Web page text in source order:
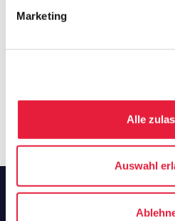
Marketing
Alle
Auswahl
Lardo di Colonnata